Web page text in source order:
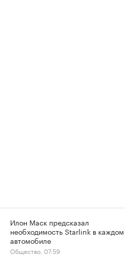
Илон Маск предсказал
необходимость Starlink в каждом
автомобиле
Общество, 07:59